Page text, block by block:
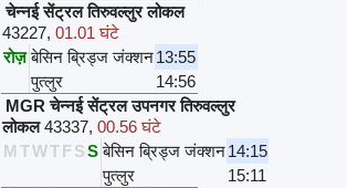
चेन्नई सेंट्रल तिरुवल्लुर लोकल
43227, 01.01 घंटे
रोज़ बेसिन ब्रिड्ज जंक्शन13:55
पुत्लुर
14:56
MGR चेन्नई सेंट्रल उपनगर तिरुवल्लुर
लोकल 43337, 00.56 घंटे
M TWTFSS बेसिन ब्रिड्ज जंक्शन14:15
पुत्लुर
15:11